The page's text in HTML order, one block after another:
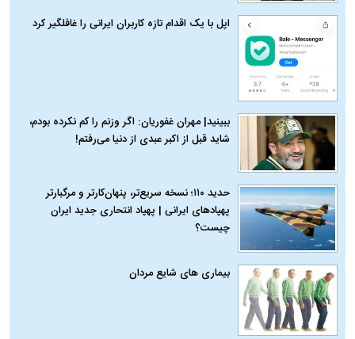
اپل با یک اقدام تازه کاربران ایرانی را غافلگیر کرد
ببینید| مهران غفوریان: اگر وزنم را کم نکرده بودم،
شاید قبل از اکبر عبدی از دنیا می‌رفتم!
حدید ۱۱۰؛ نسخه سریع‌تر، پنهان‌کارتر و مرگبارتر
پهپادهای ایرانی | پهپاد انتحاری جدید ایران
چیست؟
بیماری‌ های شایع مردان